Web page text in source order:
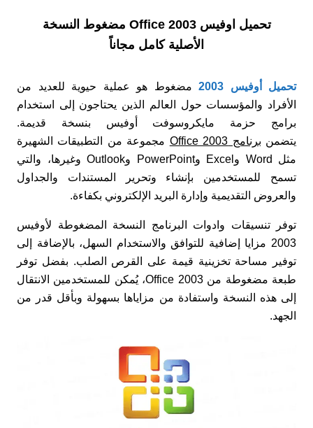
تحميل اوفيس Office 2003 مضغوط النسخة
الأصلية كامل مجاناً
تحميل أوفيس 2003
مضغوط هو عملية حيوية للعديد من
الأفراد والمؤسسات حول العالم الذين يحتاجون إلى استخدام
برامج حزمة مايكروسوفت أوفيس بنسخة قديمة.
يتضمن برنامج Office 2003
مجموعة من التطبيقات الشهيرة
مثل Word وExcel وPowerPoint وOutlook وغيرها، والتي
تسمح للمستخدمين بإنشاء وتحرير المستندات والجداول
والعروض التقديمية وإدارة البريد الإلكتروني بكفاءة.
توفر تنسيقات وادوات البرنامج النسخة المضغوطة لأوفيس
2003 مزايا إضافية للتوافق والاستخدام السهل، بالإضافة إلى
توفير مساحة تخزينية قيمة على القرص الصلب. بفضل توفر
طبعة مضغوطة من Office 2003، يُمكن للمستخدمين الانتقال
إلى هذه النسخة واستفادة من مزاياها بسهولة وبأقل قدر من
الجهد.